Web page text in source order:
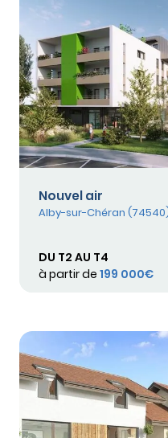
Nouvel air
Alby-sur-Chéran
DU T2 AU T4
à partir de 199 000€